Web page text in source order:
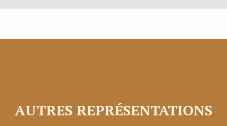
AUTRES REPRÉSENTATIONS